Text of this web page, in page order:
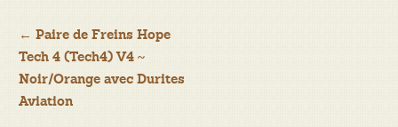
Navigation
de
l’article
← Paire de Freins Hope
Tech 4 (Tech4) V4 ~
Noir/Orange avec Durites
Aviation